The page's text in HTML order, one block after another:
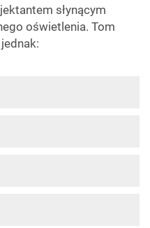
słynącym
oświetlenia. Tom